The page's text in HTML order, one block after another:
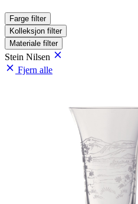
Farge filter
Kolleksjon filter
Materiale filter
Stein Nilsen
Fjern alle